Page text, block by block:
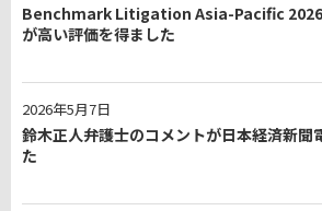
Benchmark Litigation Asia-Pacific 2026
が高い評価を得ました
2026年5月7日
鈴木正人弁護士のコメントが日本経済新聞
た